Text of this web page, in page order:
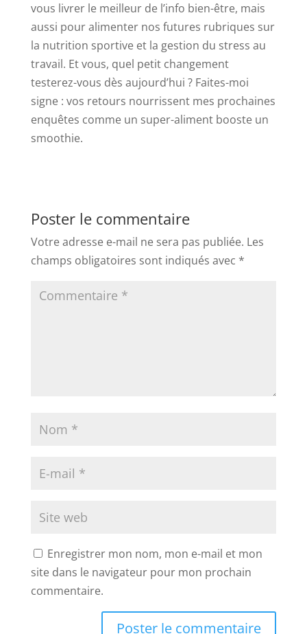
vous livrer le meilleur de l’info bien-être, mais
aussi pour alimenter nos futures rubriques sur
la nutrition sportive et la gestion du stress au
travail. Et vous, quel petit changement
testerez-vous dès aujourd’hui ? Faites-moi
signe : vos retours nourrissent mes prochaines
enquêtes comme un super-aliment booste un
smoothie.
Poster le commentaire
Votre adresse e-mail ne sera pas publiée. Les
champs obligatoires sont indiqués avec *
Enregistrer mon nom, mon e-mail et mon
site dans le navigateur pour mon prochain
commentaire.